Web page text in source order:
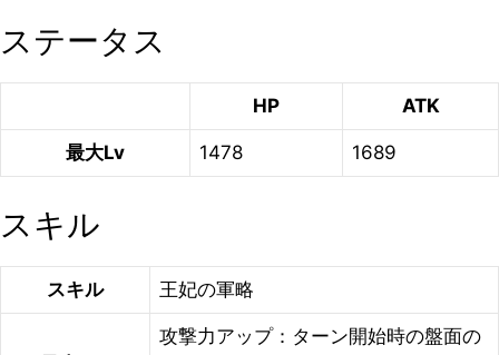
ステータス
HP ATK
最大Lv 1478 1689
スキル
スキル 王妃の軍略
攻撃力アップ：ターン開始時の盤面の